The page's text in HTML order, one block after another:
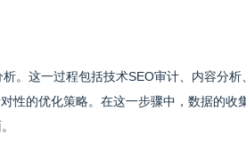
。这一过程包括技术SEO审计、内容分
性的优化策略。在这一步骤中，数据的收